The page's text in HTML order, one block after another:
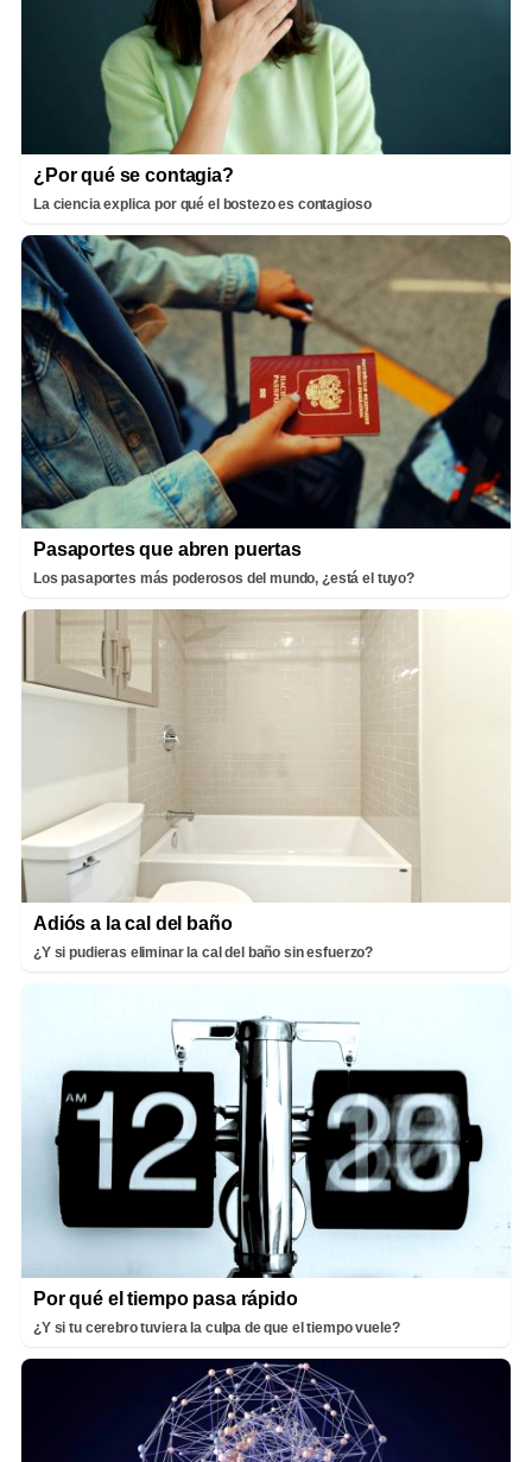
¿Por qué se contagia?
La ciencia explica por qué el bostezo es contagioso
Pasaportes que abren puertas
Los pasaportes más poderosos del mundo, ¿está el tuyo?
Adiós a la cal del baño
¿Y si pudieras eliminar la cal del baño sin esfuerzo?
Por qué el tiempo pasa rápido
¿Y si tu cerebro tuviera la culpa de que el tiempo vuele?